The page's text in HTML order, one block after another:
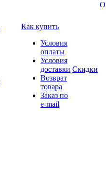
Как купить
Условия
оплаты
Условия
доставки
Возврат
товара
Заказ по
e-mail
Скидки
О